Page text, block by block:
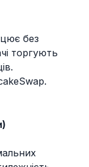
без
торгують